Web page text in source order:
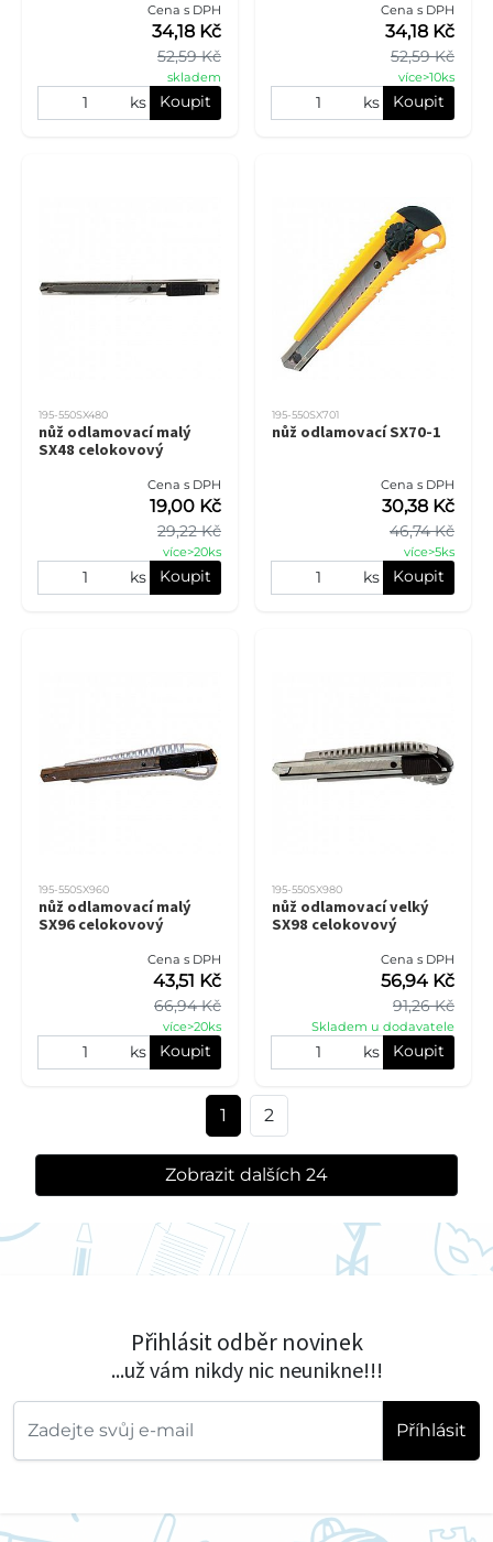
Cena s DPH
52,59 Kč
34,18 Kč
skladem
ks Koupit
Cena s DPH
52,59 Kč
34,18 Kč
více>10ks
ks Koupit
195-550SX480
nůž odlamovací malý
SX48 celokovový
Cena s DPH
29,22 Kč
19,00 Kč
více>20ks
ks Koupit
195-550SX701
nůž odlamovací SX70-1
Cena s DPH
46,74 Kč
30,38 Kč
více>5ks
ks Koupit
195-550SX960
nůž odlamovací malý
SX96 celokovový
Cena s DPH
66,94 Kč
43,51 Kč
více>20ks
ks Koupit
195-550SX980
nůž odlamovací velký
SX98 celokovový
Cena s DPH
91,26 Kč
56,94 Kč
Skladem u dodavatele
ks Koupit
1 2
Zobrazit dalších 24
Přihlásit odběr novinek
...už vám nikdy nic neunikne!!!
Příhlásit